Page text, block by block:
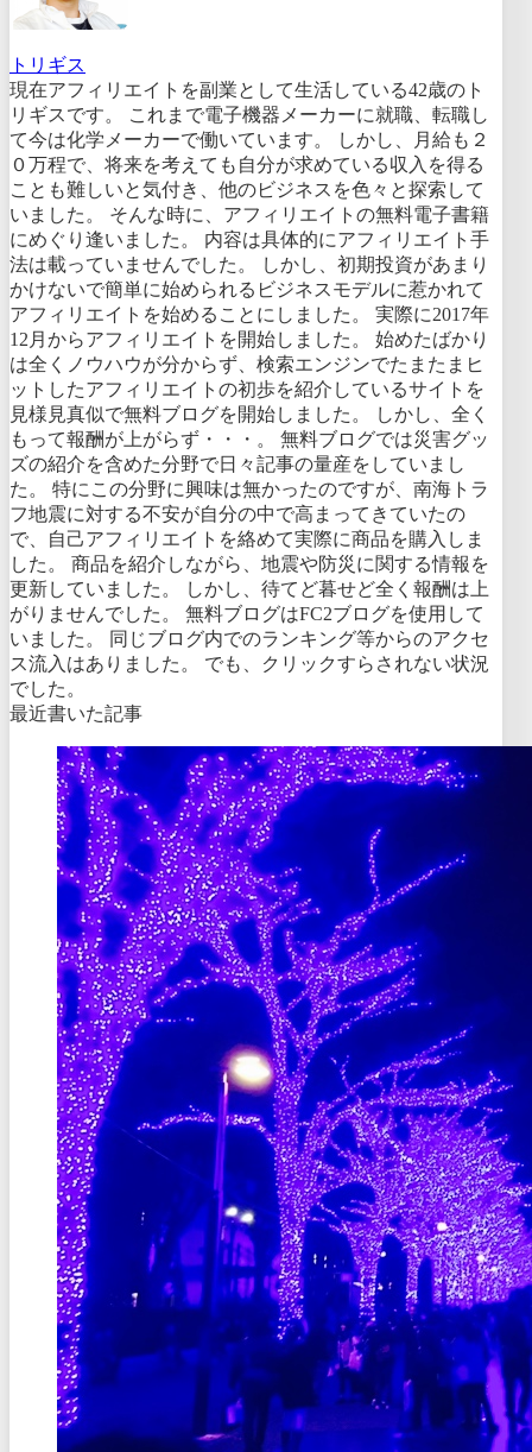
トリギス
現在アフィリエイトを副業として生活している42歳のト
リギスです。 これまで電子機器メーカーに就職、転職し
て今は化学メーカーで働いています。 しかし、月給も２
０万程で、将来を考えても自分が求めている収入を得る
ことも難しいと気付き、他のビジネスを色々と探索して
いました。 そんな時に、アフィリエイトの無料電子書籍
にめぐり逢いました。 内容は具体的にアフィリエイト手
法は載っていませんでした。 しかし、初期投資があまり
かけないで簡単に始められるビジネスモデルに惹かれて
アフィリエイトを始めることにしました。 実際に2017年
12月からアフィリエイトを開始しました。 始めたばかり
は全くノウハウが分からず、検索エンジンでたまたまヒ
ットしたアフィリエイトの初歩を紹介しているサイトを
見様見真似で無料ブログを開始しました。 しかし、全く
もって報酬が上がらず・・・。 無料ブログでは災害グッ
ズの紹介を含めた分野で日々記事の量産をしていまし
た。 特にこの分野に興味は無かったのですが、南海トラ
フ地震に対する不安が自分の中で高まってきていたの
で、自己アフィリエイトを絡めて実際に商品を購入しま
した。 商品を紹介しながら、地震や防災に関する情報を
更新していました。 しかし、待てど暮せど全く報酬は上
がりませんでした。 無料ブログはFC2ブログを使用して
いました。 同じブログ内でのランキング等からのアクセ
ス流入はありました。 でも、クリックすらされない状況
でした。
最近書いた記事